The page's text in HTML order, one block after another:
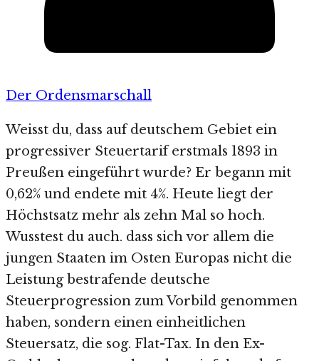
Der Ordensmarschall
Weisst du, dass auf deutschem Gebiet ein
progressiver Steuertarif erstmals 1893 in
Preußen eingeführt wurde? Er begann mit
0,62% und endete mit 4%. Heute liegt der
Höchstsatz mehr als zehn Mal so hoch.
Wusstest du auch. dass sich vor allem die
jungen Staaten im Osten Europas nicht die
Leistung bestrafende deutsche
Steuerprogression zum Vorbild genommen
haben, sondern einen einheitlichen
Steuersatz, die sog. Flat-Tax. In den Ex-